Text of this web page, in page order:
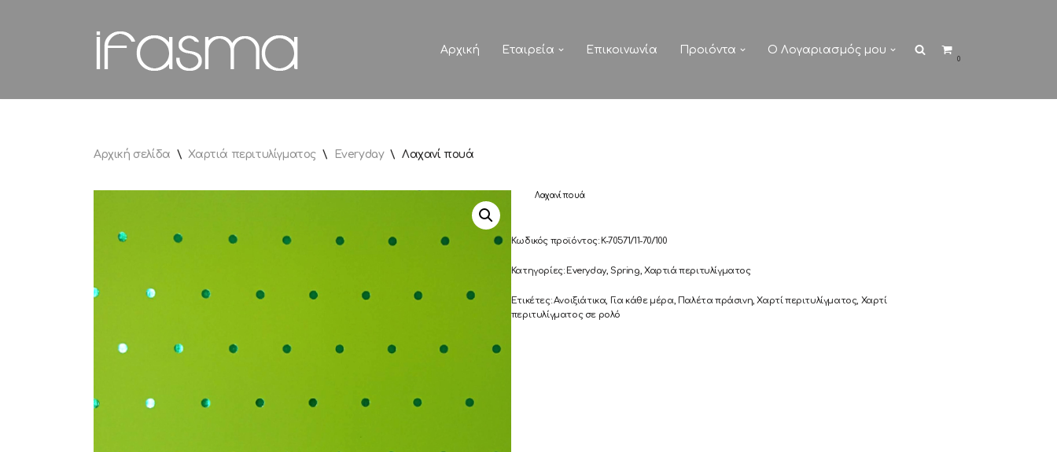
Αρχική Εταιρεία Επικοινωνία Προιόντα Ο Λογαριασμός μου
0
Αρχική σελίδα \ Χαρτιά περιτυλίγματος \ Everyday \ Λαχανί πουά
Λαχανί πουά
Κωδικός προϊόντος:K-70571/11-70/100
Κατηγορίες: Everyday,Spring, Χαρτιά περιτυλίγματος
Ετικέτες:Ανοιξιάτικα, Για κάθε μέρα, Παλέτα πράσινη,Χαρτί περιτυλίγματος, Χαρτί
περιτυλίγματος σε ρολό